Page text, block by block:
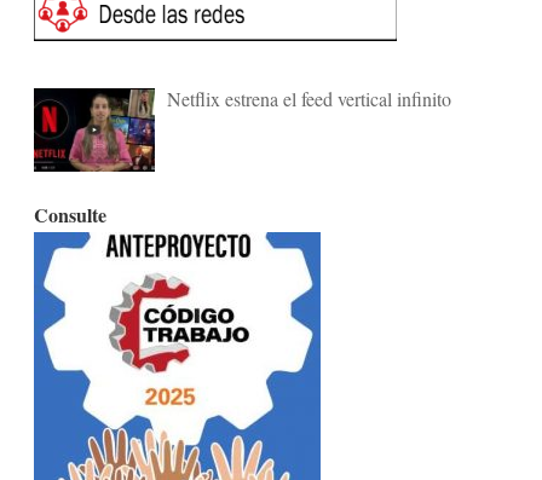
Netflix estrena el feed vertical infinito
Consulte